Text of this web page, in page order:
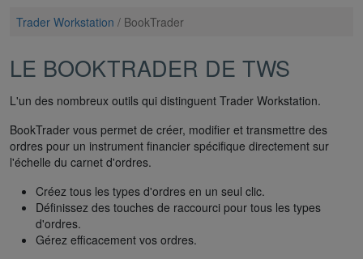
Trader Workstation / BookTrader
LE BOOKTRADER DE TWS
L'un des nombreux outils qui distinguent Trader Workstation.
BookTrader vous permet de créer, modifier et transmettre des
ordres pour un instrument financier spécifique directement sur
l'échelle du carnet d'ordres.
Créez tous les types d'ordres en un seul clic.
Définissez des touches de raccourci pour tous les types
d'ordres.
Gérez efficacement vos ordres.